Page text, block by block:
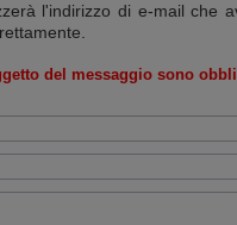
l'indirizzo di e-mail che
del messaggio sono